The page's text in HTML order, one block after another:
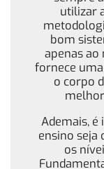
utilizar
bom
apenas
fornece
o corpo
Ademais, é
ensino seja
os